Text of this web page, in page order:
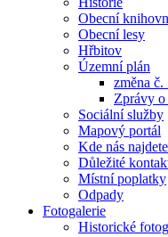
Obecní
Obecní lesy
Hřbitov
Územní plán
změna č.
Zprávy
Sociální služby
Mapový portál
Kde nás najdete
Důležité
Místní poplatky
Odpady
Fotogalerie
Historické